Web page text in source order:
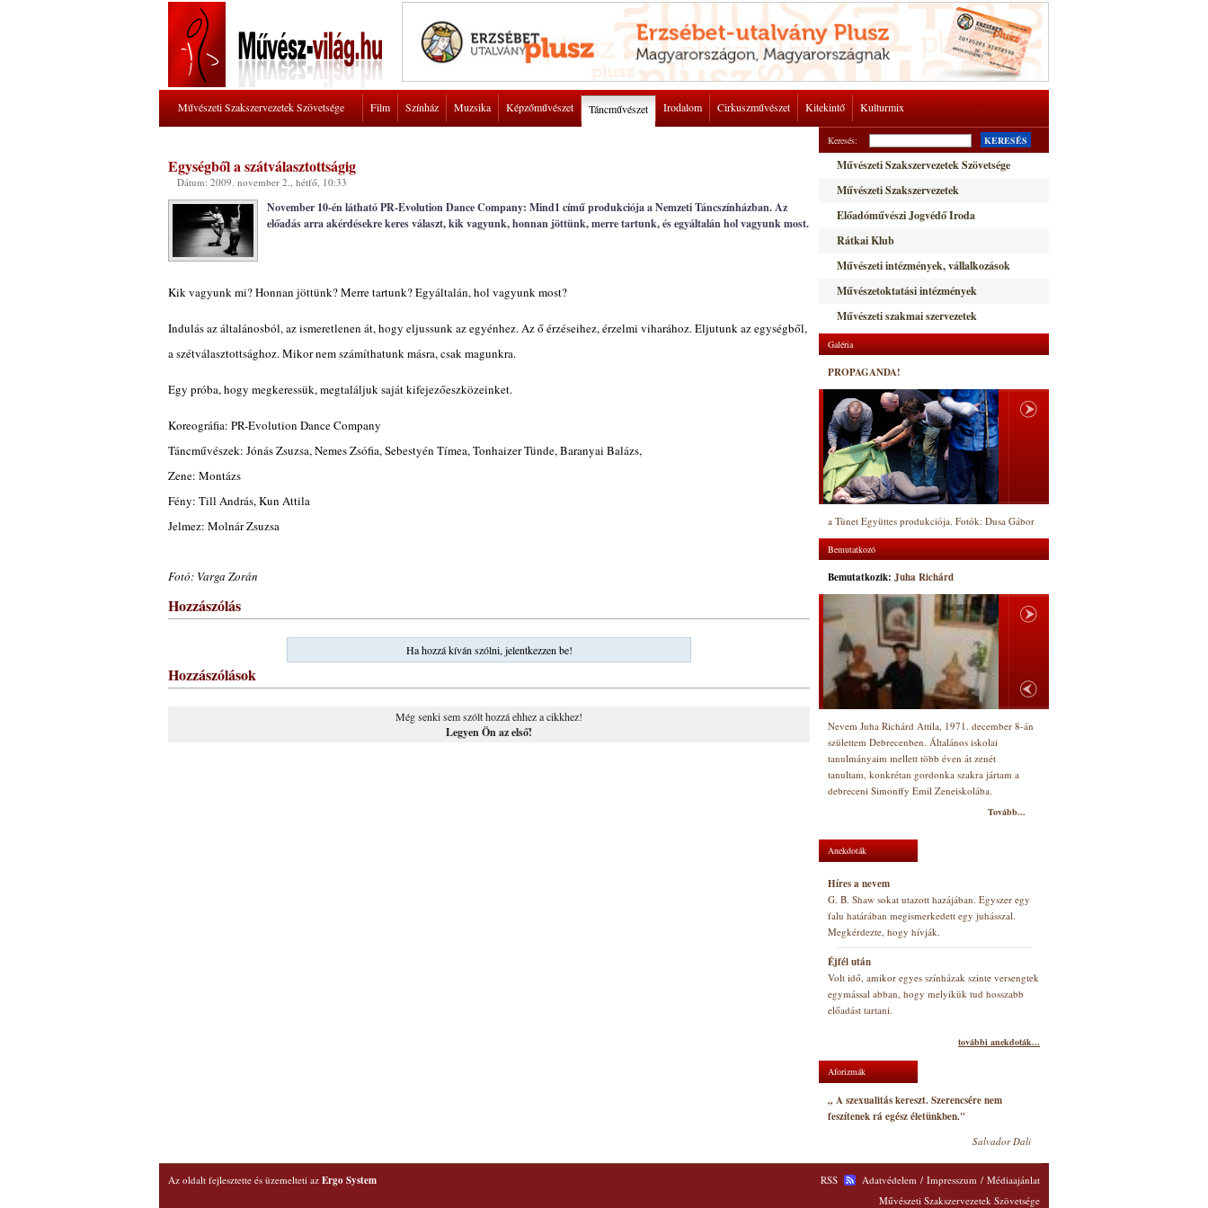
Művészeti Szakszervezetek Szövetsége Film Színház Muzsika Képzőművészet Táncművészet Irodalom Cirkuszművészet Kitekintő Kulturmix
Egységből a szátválasztottságig
Dátum: 2009. november 2., hétfő, 10:33
November 10-én látható PR-Evolution Dance Company: Mind1 című produkciója a Nemzeti Táncszínházban. Az
előadás arra akérdésekre keres választ, kik vagyunk, honnan jöttünk, merre tartunk, és egyáltalán hol vagyunk most.
Kik vagyunk mi? Honnan jöttünk? Merre tartunk? Egyáltalán, hol vagyunk most?
Indulás az általánosból, az ismeretlenen át, hogy eljussunk az egyénhez. Az ő érzéseihez, érzelmi viharához. Eljutunk az egységből,
a szétválasztottsághoz. Mikor nem számíthatunk másra, csak magunkra.
Egy próba, hogy megkeressük, megtaláljuk saját kifejezőeszközeinket.
Koreográfia: PR-Evolution Dance Company
Táncművészek: Jónás Zsuzsa, Nemes Zsófia, Sebestyén Tímea, Tonhaizer Tünde, Baranyai Balázs,
Zene: Montázs
Fény: Till András, Kun Attila
Jelmez: Molnár Zsuzsa
Fotó: Varga Zorán
Hozzászólás
Ha hozzá kíván szólni, jelentkezzen be!
Hozzászólások
Még senki sem szólt hozzá ehhez a cikkhez!
Legyen Ön az első!
Keresés: KERESÉS
Művészeti Szakszervezetek Szövetsége
Művészeti Szakszervezetek
Előadóművészi Jogvédő Iroda
Rátkai Klub
Művészeti intézmények, vállalkozások
Művészetoktatási intézmények
Művészeti szakmai szervezetek
Galéria
PROPAGANDA!
a Tünet Együttes produkciója. Fotók: Dusa Gábor
Bemutatkozó
Bemutatkozik: Juha Richárd
Nevem Juha Richárd Attila, 1971. december 8-án
születtem Debrecenben. Általános iskolai
tanulmányaim mellett több éven át zenét
tanultam, konkrétan gordonka szakra jártam a
debreceni Simonffy Emil Zeneiskolába.
Tovább...
Anekdoták
Híres a nevem
G. B. Shaw sokat utazott hazájában. Egyszer egy
falu határában megismerkedett egy juhásszal.
Megkérdezte, hogy hívják.
Éjfél után
Volt idő, amikor egyes színházak szinte versengtek
egymással abban, hogy melyikük tud hosszabb
előadást tartani.
további anekdoták...
Aforizmák
„ A szexualitás kereszt. Szerencsére nem
feszítenek rá egész életünkben."
Salvador Dali
Az oldalt fejlesztette és üzemelteti az Ergo System RSS Adatvédelem / Impresszum / Médiaajánlat
Művészeti Szakszervezetek Szövetsége